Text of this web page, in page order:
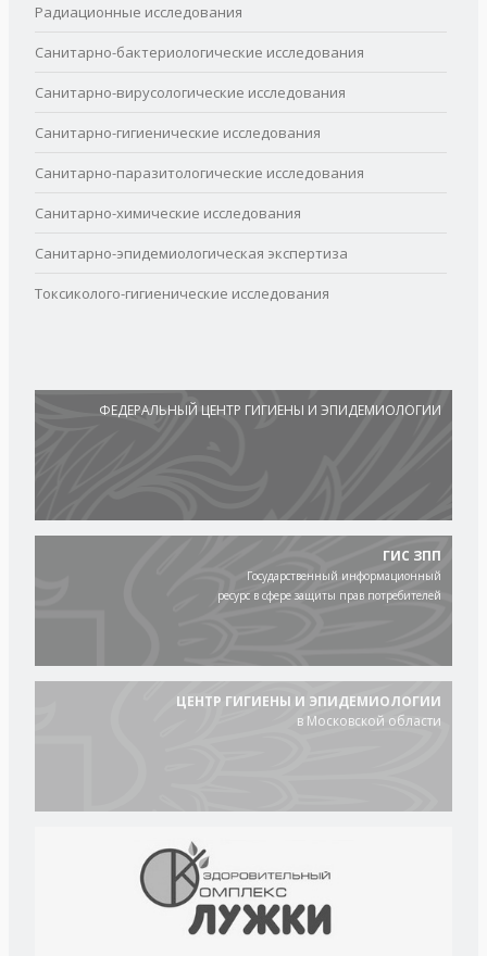
Радиационные исследования
Санитарно-бактериологические исследования
Санитарно-вирусологические исследования
Санитарно-гигиенические исследования
Санитарно-паразитологические исследования
Санитарно-химические исследования
Санитарно-эпидемиологическая экспертиза
Токсиколого-гигиенические исследования
ФЕДЕРАЛЬНЫЙ ЦЕНТР ГИГИЕНЫ И ЭПИДЕМИОЛОГИИ
ГИС ЗПП
Государственный информационный
ресурс в сфере защиты прав потребителей
ЦЕНТР ГИГИЕНЫ И ЭПИДЕМИОЛОГИИ
в Московской области